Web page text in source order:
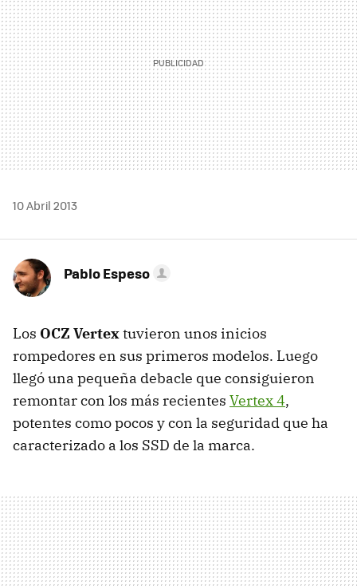
10 Abril 2013
Pablo Espeso
Los OCZ Vertextuvieron unos inicios
rompedores en sus primeros modelos. Luego
llegó una pequeña debacle que consiguieron
remontar con los más recientes Vertex 4,
potentes como pocos y con la seguridad que ha
caracterizado a los SSD de la marca.